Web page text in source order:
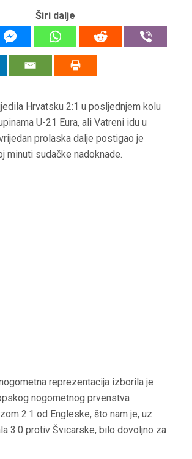
Širi dalje
Hrvatsku 2:1 u posljednjem kolu
U-21 Eura, ali Vatreni idu u
prolaska dalje postigao je
minuti sudačke nadoknade.
reprezentacija izborila je
nogometnog prvenstva
2:1 od Engleske, što nam je, uz
3:0 protiv Švicarske, bilo dovoljno za